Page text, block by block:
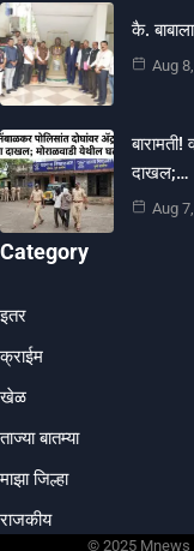
कै.
Aug
दाखल;…
Aug
Category
इतर
क्राईम
खेळ
ताज्या बातम्या
माझा जिल्हा
राजकीय
© 2025 Mnews